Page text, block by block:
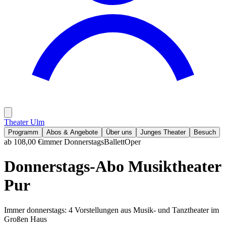
Theater Ulm
Programm Abos & Angebote Über uns Junges Theater Besuch
ab 108,00 €immer DonnerstagsBallettOper
Donnerstags-Abo Musiktheater
Pur
Immer donnerstags: 4 Vorstellungen aus Musik- und Tanztheater im
Großen Haus